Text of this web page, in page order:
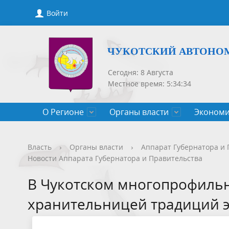
Войти
ЧУКОТСКИЙ
Сегодня: 8 Августа
Местное время: 5:34:34
О Регионе
Общие сведения
Органы власти
Губернатор
Государственные программы
Чукотского АО
Защита населения от ЧС
Нормативно-правовые акты Проекты
Новости Новости
Чукотского АО
Конкурсы, сведения о вакантных
должностях
Порядок
Порядок рассмотрения обращений
Порядок
приемов
Власть › Органы власти › Аппарат Губернатора и
Новости Аппарата Губернатора и Правительства
В Чукотском
хранительницей традиций